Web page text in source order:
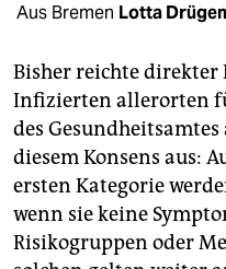
shop
fragen & hilfe
unterstützen
abo
genossenschaft
epaper login
Aus Bremen Lotta
Bisher reichte direkter
Infizierten allerorten
des
diesem Konsens aus:
ersten Kategorie
wenn sie keine
Risikogruppen oder